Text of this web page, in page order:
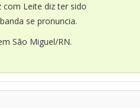
Leite diz ter sido
se pronuncia.
São Miguel/RN.